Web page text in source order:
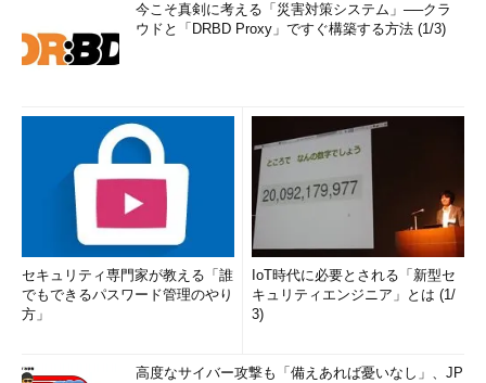
今こそ真剣に考える「災害対策システム」──クラ
ウドと「DRBD Proxy」ですぐ構築する方法 (1/3)
セキュリティ専門家が教える「誰
でもできるパスワード管理のやり
方」
IoT時代に必要とされる「新型セ
キュリティエンジニア」とは (1/
3)
高度なサイバー攻撃も「備えあれば憂いなし」、JP